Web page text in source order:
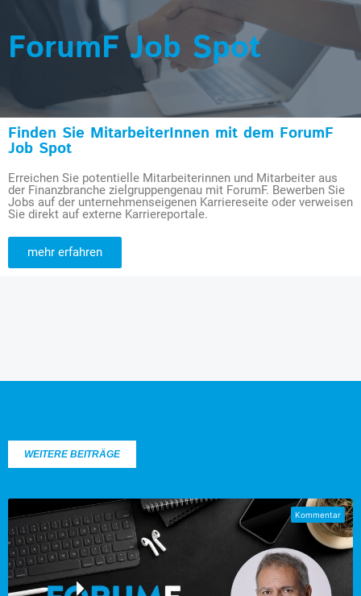
ForumF Job Spot
Finden Sie MitarbeiterInnen mit dem ForumF
Job Spot
Erreichen Sie potentielle Mitarbeiterinnen und Mitarbeiter aus
der Finanzbranche zielgruppengenau mit ForumF. Bewerben Sie
Jobs auf der unternehmenseigenen Karriereseite oder verweisen
Sie direkt auf externe Karriereportale.
mehr erfahren
WEITERE BEITRÄGE